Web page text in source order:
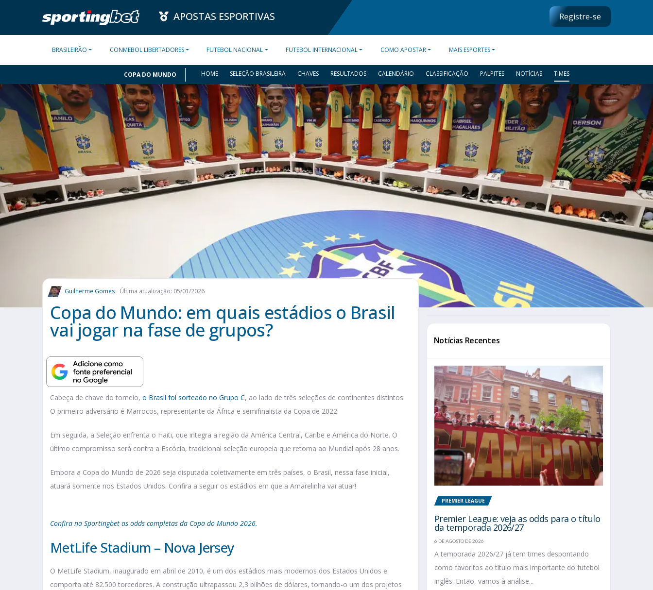
APOSTAS ESPORTIVAS Registre-se
BRASILEIRÃO CONMEBOL LIBERTADORES FUTEBOL NACIONAL FUTEBOL INTERNACIONAL COMO APOSTAR MAIS ESPORTES
COPA DO MUNDO HOME SELEÇÃO BRASILEIRA CHAVES RESULTADOS CALENDÁRIO CLASSIFICAÇÃO PALPITES NOTÍCIAS TIMES
Guilherme Gomes Última atualização: 05/01/2026
Copa do Mundo: em quais estádios o Brasil
vai jogar na fase de grupos?
Cabeça de chave do torneio, o Brasil foi sorteado no Grupo C, ao lado de três seleções de continentes distintos.
O primeiro adversário é Marrocos, representante da África e semifinalista da Copa de 2022.
Em seguida, a Seleção enfrenta o Haiti, que integra a região da América Central, Caribe e América do Norte. O
último compromisso será contra a Escócia, tradicional seleção europeia que retorna ao Mundial após 28 anos.
Embora a Copa do Mundo de 2026 seja disputada coletivamente em três países, o Brasil, nessa fase inicial,
atuará somente nos Estados Unidos. Confira a seguir os estádios em que a Amarelinha vai atuar!
Confira na Sportingbet as odds completas da Copa do Mundo 2026.
MetLife Stadium – Nova Jersey
O MetLife Stadium, inaugurado em abril de 2010, é um dos estádios mais modernos dos Estados Unidos e
comporta até 82.500 torcedores. A construção ultrapassou 2,3 bilhões de dólares, tornando-o um dos projetos
Notícias Recentes
PREMIER LEAGUE
Premier League: veja as odds para o título
da temporada 2026/27
6 DE AGOSTO DE 2026
A temporada 2026/27 já tem times despontando
como favoritos ao título mais importante do futebol
inglês. Então, vamos à análise...